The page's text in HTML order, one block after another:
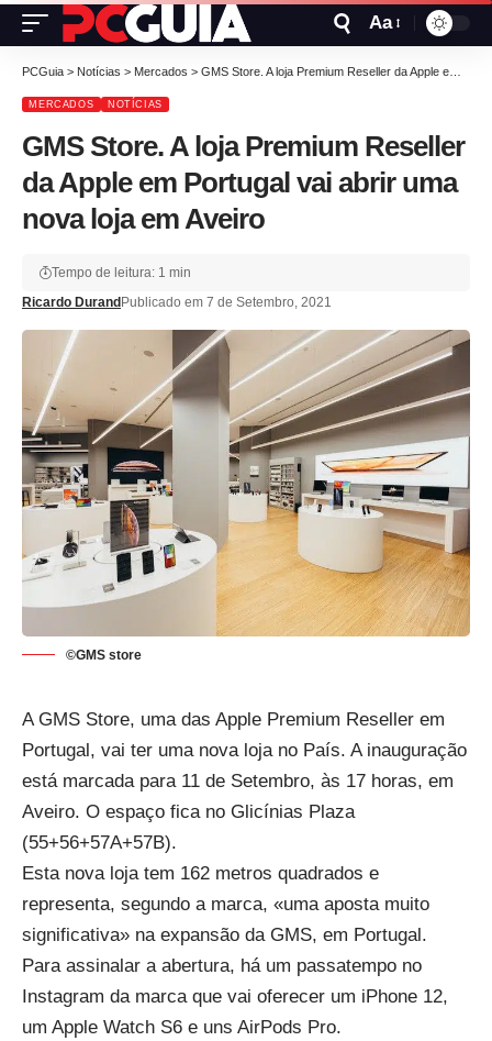
Aa
PCGuia > Notícias > Mercados > GMS Store. A loja Premium Reseller da Apple em Portugal vai abrir uma nova loja em Aveiro
MERCADOS NOTÍCIAS
GMS Store. A loja Premium Reseller
da Apple em Portugal vai abrir uma
nova loja em Aveiro
Ricardo Durand Publicado em 7 de Setembro, 2021
Tempo de leitura: 1 min
©GMS store
A GMS Store, uma das Apple Premium Reseller em
Portugal, vai ter uma nova loja no País. A inauguração
está marcada para 11 de Setembro, às 17 horas, em
Aveiro. O espaço fica no Glicínias Plaza
(55+56+57A+57B).
Esta nova loja tem 162 metros quadrados e
representa, segundo a marca, «uma aposta muito
significativa» na expansão da GMS, em Portugal.
Para assinalar a abertura, há um passatempo no
Instagram da marcaque vai oferecer um iPhone 12,
um Apple Watch S6 e uns AirPods Pro.